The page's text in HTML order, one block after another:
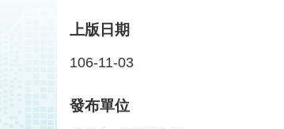
上版日期
106-11-03
發布單位